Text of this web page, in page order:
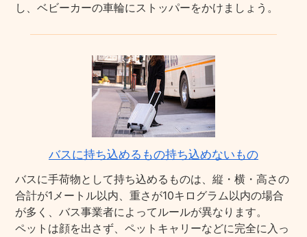
し、ベビーカーの車輪にストッパーをかけましょう。
バスに持ち込めるもの持ち込めないもの
バスに手荷物として持ち込めるものは、縦・横・高さの
合計が1メートル以内、重さが10キログラム以内の場合
が多く、バス事業者によってルールが異なります。
ペットは顔を出さず、ペットキャリーなどに完全に入っ